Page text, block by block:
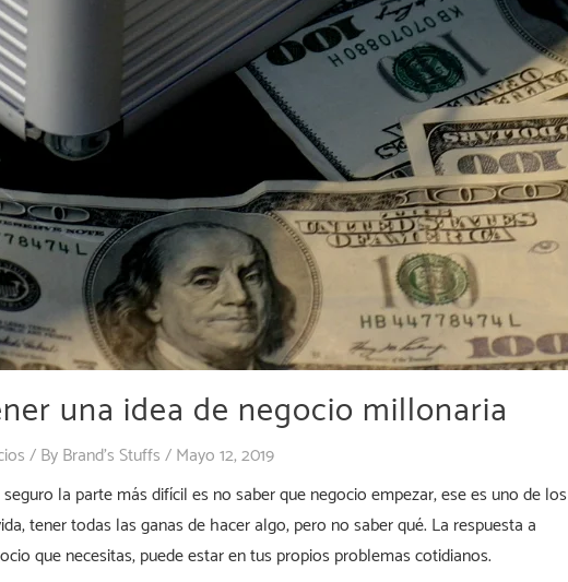
una idea de negocio millonaria
/ ByBrand's Stuffs/Mayo 12, 2019
la parte más difícil es no saber que negocio empezar, ese es uno de los
tener todas las ganas de hacer algo, pero no saber qué. La respuesta a
que necesitas, puede estar en tus propios problemas cotidianos.